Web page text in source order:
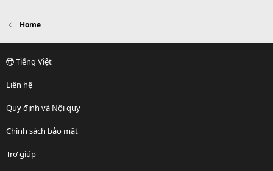
Home
Tiếng Việt
Liên hệ
Quy định và Nội quy
Chính sách bảo mật
Trợ giúp